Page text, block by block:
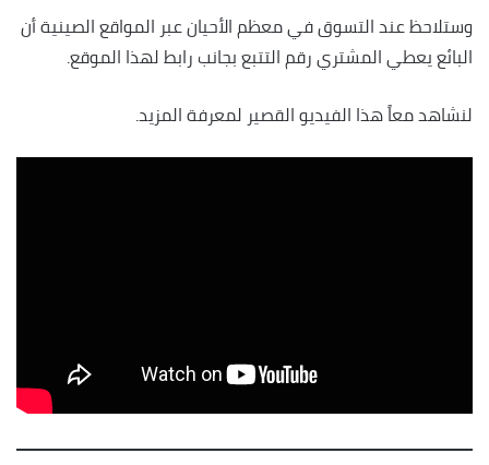
وستلاحظ عند التسوق في معظم الأحيان عبر المواقع الصينية أن
البائع يعطي المشتري رقم التتبع بجانب رابط لهذا الموقع.
لنشاهد معاً هذا الفيديو القصير لمعرفة المزيد.